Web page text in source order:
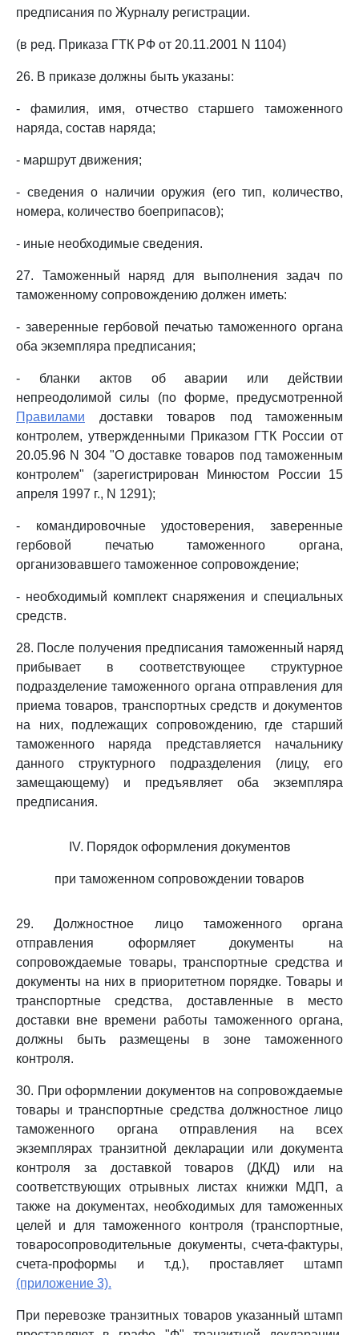
предписания по Журналу регистрации.
(в ред. Приказа ГТК РФ от 20.11.2001 N 1104)
26. В приказе должны быть указаны:
- фамилия, имя, отчество старшего таможенного
наряда, состав наряда;
- маршрут движения;
- сведения о наличии оружия (его тип, количество,
номера, количество боеприпасов);
- иные необходимые сведения.
27. Таможенный наряд для выполнения задач по
таможенному сопровождению должен иметь:
- заверенные гербовой печатью таможенного органа
оба экземпляра предписания;
- бланки актов об аварии или действии
непреодолимой силы (по форме, предусмотренной
Правилами доставки товаров под таможенным
контролем, утвержденными Приказом ГТК России от
20.05.96 N 304 "О доставке товаров под таможенным
контролем" (зарегистрирован Минюстом России 15
апреля 1997 г., N 1291);
- командировочные удостоверения, заверенные
гербовой печатью таможенного органа,
организовавшего таможенное сопровождение;
- необходимый комплект снаряжения и специальных
средств.
28. После получения предписания таможенный наряд
прибывает в соответствующее структурное
подразделение таможенного органа отправления для
приема товаров, транспортных средств и документов
на них, подлежащих сопровождению, где старший
таможенного наряда представляется начальнику
данного структурного подразделения (лицу, его
замещающему) и предъявляет оба экземпляра
предписания.
IV. Порядок оформления документов
при таможенном сопровождении товаров
29. Должностное лицо таможенного органа
отправления оформляет документы на
сопровождаемые товары, транспортные средства и
документы на них в приоритетном порядке. Товары и
транспортные средства, доставленные в место
доставки вне времени работы таможенного органа,
должны быть размещены в зоне таможенного
контроля.
30. При оформлении документов на сопровождаемые
товары и транспортные средства должностное лицо
таможенного органа отправления на всех
экземплярах транзитной декларации или документа
контроля за доставкой товаров (ДКД) или на
соответствующих отрывных листах книжки МДП, а
также на документах, необходимых для таможенных
целей и для таможенного контроля (транспортные,
товаросопроводительные документы, счета-фактуры,
счета-проформы и т.д.), проставляет штамп
(приложение 3).
При перевозке транзитных товаров указанный штамп